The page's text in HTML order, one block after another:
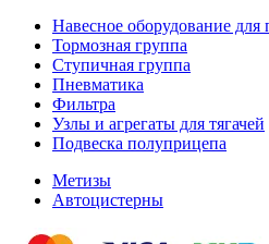
Навесное оборудование для
Тормозная группа
Ступичная группа
Пневматика
Фильтра
Узлы и агрегаты для тягачей
Подвеска полуприцепа
Метизы
Автоцистерны